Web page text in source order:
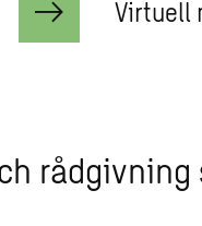
Virtuell
rådgivning